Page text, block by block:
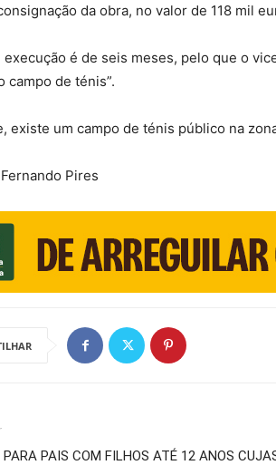
da obra, no valor de 118 mil
execução é de seis meses, pelo que o
campo de ténis”.
existe um campo de ténis público na
Pires
PAIS COM FILHOS ATÉ 12 ANOS